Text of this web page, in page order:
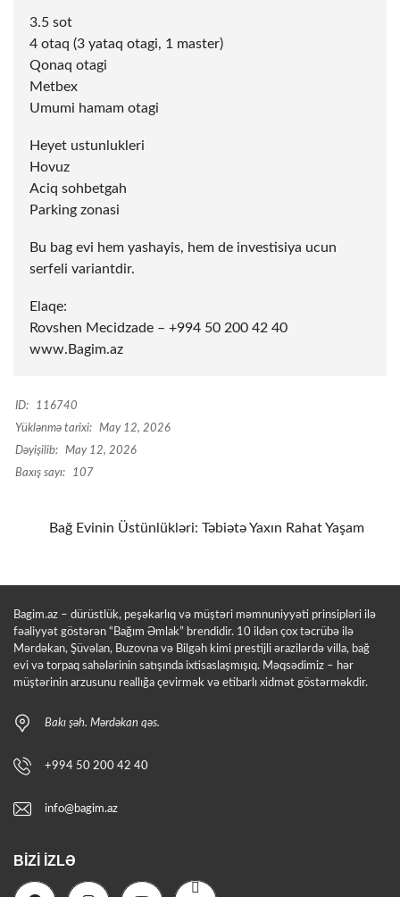
3.5 sot
4 otaq (3 yataq otagi, 1 master)
Qonaq otagi
Metbex
Umumi hamam otagi
Heyet ustunlukleri
Hovuz
Aciq sohbetgah
Parking zonasi
Bu bag evi hem yashayis, hem de investisiya ucun
serfeli variantdir.
Elaqe:
Rovshen Mecidzade – +994 50 200 42 40
www.Bagim.az
ID:
116740
Yüklənmə tarixi:
May 12, 2026
Dəyişilib:
May 12, 2026
Baxış sayı:
107
Bağ Evinin Üstünlükləri: Təbiətə Yaxın Rahat Yaşam
Bagim.az – dürüstlük, peşəkarlıq və müştəri məmnuniyyəti prinsipləri ilə
fəaliyyət göstərən “Bağım Əmlak” brendidir. 10 ildən çox təcrübə ilə
Mərdəkan, Şüvəlan, Buzovna və Bilgəh kimi prestijli ərazilərdə villa, bağ
evi və torpaq sahələrinin satışında ixtisaslaşmışıq. Məqsədimiz – hər
müştərinin arzusunu reallığa çevirmək və etibarlı xidmət göstərməkdir.
Bakı şəh. Mərdəkan qəs.
+994 50 200 42 40
info@bagim.az
BIZI İZLƏ